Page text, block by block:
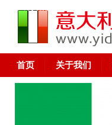
首页 关于我们